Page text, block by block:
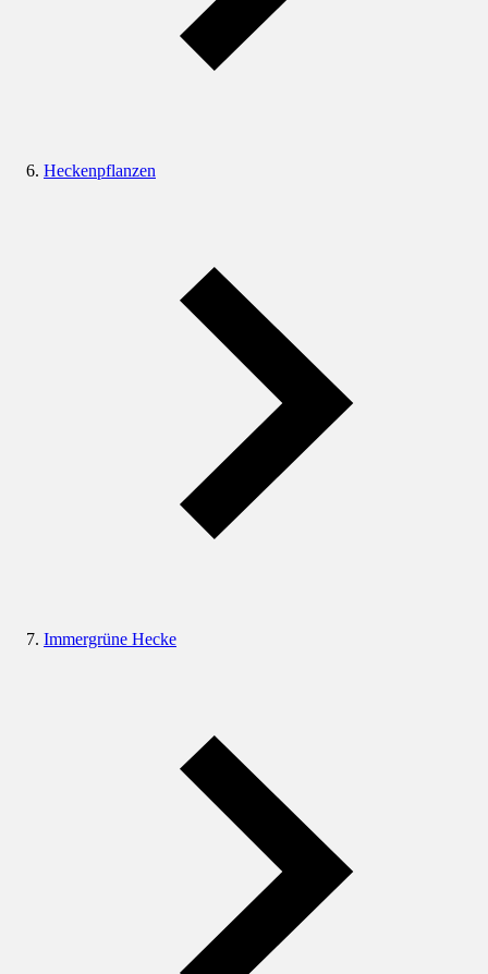
Heckenpflanzen
Immergrüne Hecke